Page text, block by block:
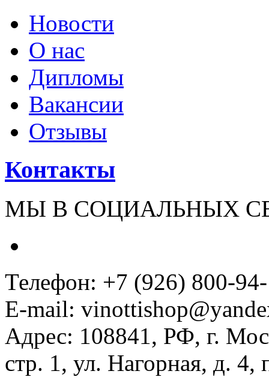
Новости
О нас
Дипломы
Вакансии
Отзывы
Контакты
МЫ В СОЦИАЛЬНЫХ
Телефон: +7 (926) 800-
E-mail:
Адрес: 108841, РФ, г.
стр. 1, ул. Нагорная, д.